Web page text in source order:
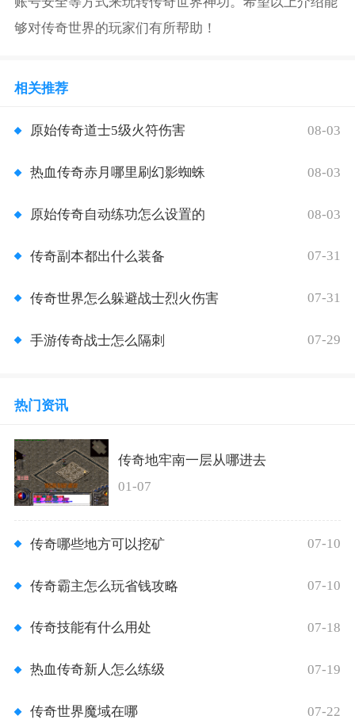
够对传奇世界的玩家们有所帮助！
相关推荐
原始传奇道士5级火符伤害 08-03
热血传奇赤月哪里刷幻影蜘蛛 08-03
原始传奇自动练功怎么设置的 08-03
传奇副本都出什么装备 07-31
传奇世界怎么躲避战士烈火伤害 07-31
手游传奇战士怎么隔刺 07-29
热门资讯
传奇地牢南一层从哪进去
01-07
传奇哪些地方可以挖矿 07-10
传奇霸主怎么玩省钱攻略 07-10
传奇技能有什么用处 07-18
热血传奇新人怎么练级 07-19
传奇世界魔域在哪 07-22